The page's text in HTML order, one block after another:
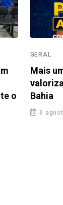
o
GERAL
Mais
Bahia
6